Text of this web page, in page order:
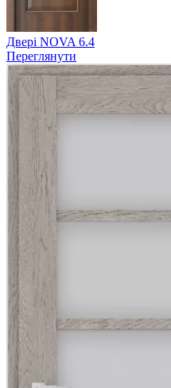
Двері NOVA 6.4
Переглянути